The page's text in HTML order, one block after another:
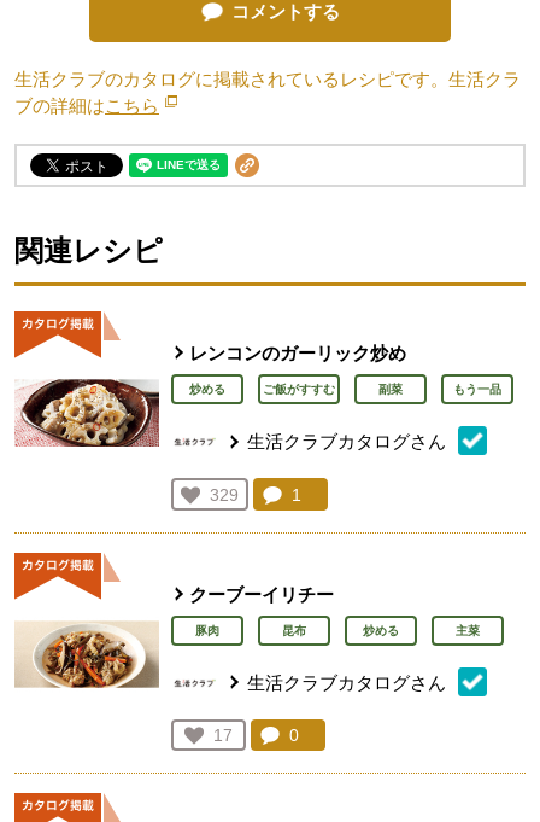
コメントする
生活クラブのカタログに掲載されているレシピです。生活クラ
ブの詳細はこちら 別のウィンドウで開きます。
関連レシピ
レンコンのガーリック炒め
炒める ご飯がすすむ 副菜 もう一品
生活クラブカタログさん
お気に入り登録：
329
人が登録
コメント：
1
クーブーイリチー
豚肉 昆布 炒める 主菜
生活クラブカタログさん
お気に入り登録：
17
人が登録
コメント：
0